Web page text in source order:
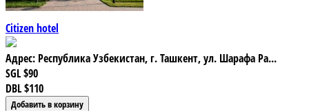
Citizen hotel
Адрес: Республика Узбекистан, г. Ташкент, ул. Шарафа Ра...
SGL$90
DBL$110